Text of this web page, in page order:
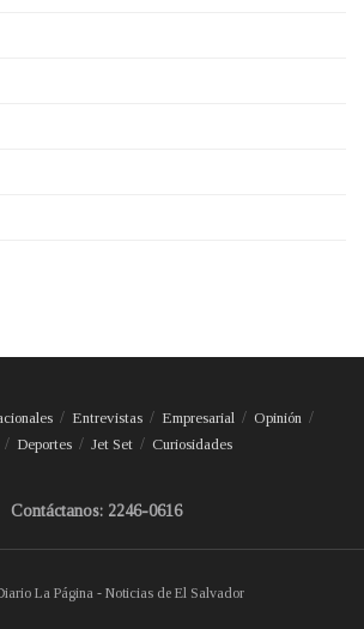
Entrevistas Empresarial
Opinión
Deportes Jet Set Curiosidades
Contáctanos: 2246-0616
La Página - Noticias de El Salvador